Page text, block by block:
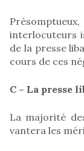
interlocuteurs
de la presse
cours de ces
C – La presse
La majorité
vantera les